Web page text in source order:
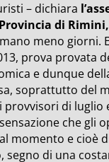
– dichiara
di
meno giorni.
prova provata
e dunque
soprattutto del
provvisori di luglio
che gli
momento e cioè
segno di una